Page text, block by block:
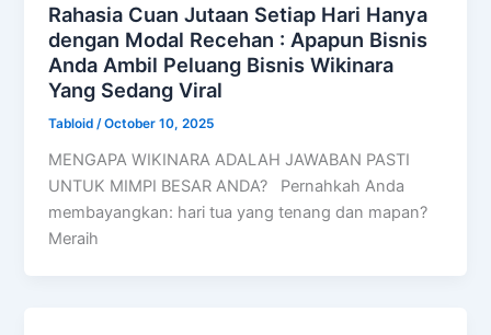
Rahasia Cuan Jutaan Setiap Hari Hanya
dengan Modal Recehan : Apapun Bisnis
Anda Ambil Peluang Bisnis Wikinara
Yang Sedang Viral
Tabloid/October 10, 2025
MENGAPA WIKINARA ADALAH JAWABAN PASTI
UNTUK MIMPI BESAR ANDA? Pernahkah Anda
membayangkan: hari tua yang tenang dan mapan?
Meraih